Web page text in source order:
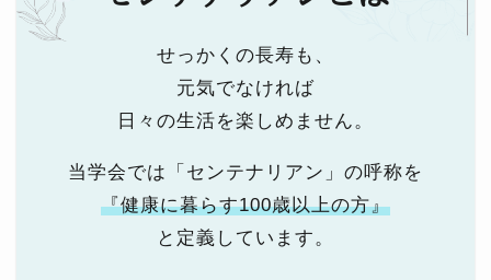
せっかくの長寿も、
元気でなければ
日々の生活を楽しめません。
当学会では「センテナリアン」の呼称を
『健康に暮らす100歳以上の方』
と定義しています。